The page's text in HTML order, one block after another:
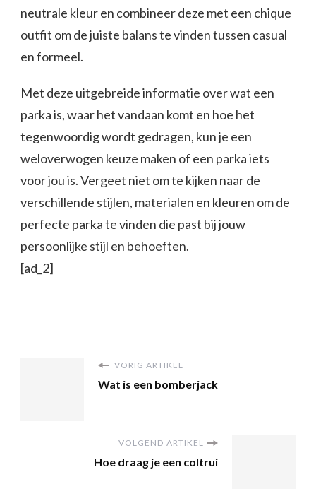
neutrale kleur en combineer deze met een chique
outfit om de juiste balans te vinden tussen casual
en formeel.
Met deze uitgebreide informatie over wat een
parka is, waar het vandaan komt en hoe het
tegenwoordig wordt gedragen, kun je een
weloverwogen keuze maken of een parka iets
voor jou is. Vergeet niet om te kijken naar de
verschillende stijlen, materialen en kleuren om de
perfecte parka te vinden die past bij jouw
persoonlijke stijl en behoeften.
[ad_2]
VORIG ARTIKEL
Wat is een bomberjack
VOLGEND ARTIKEL
Hoe draag je een coltrui